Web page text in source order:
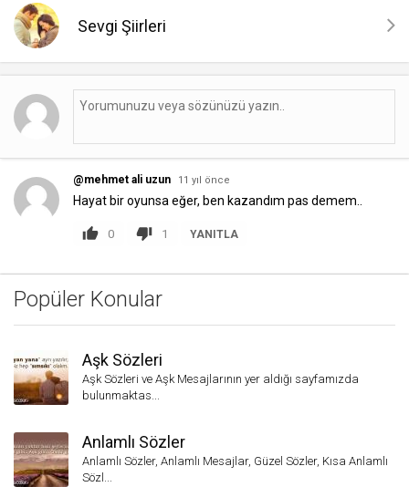
Sevgi Şiirleri
@mehmet ali uzun 11 yıl önce
Hayat bir oyunsa eğer, ben kazandım pas demem..
0 1 YANITLA
Popüler Konular
Aşk Sözleri
Aşk Sözleri ve Aşk Mesajlarının yer aldığı sayfamızda
bulunmaktas...
Anlamlı Sözler
Anlamlı Sözler, Anlamlı Mesajlar, Güzel Sözler, Kısa Anlamlı
Sözl...